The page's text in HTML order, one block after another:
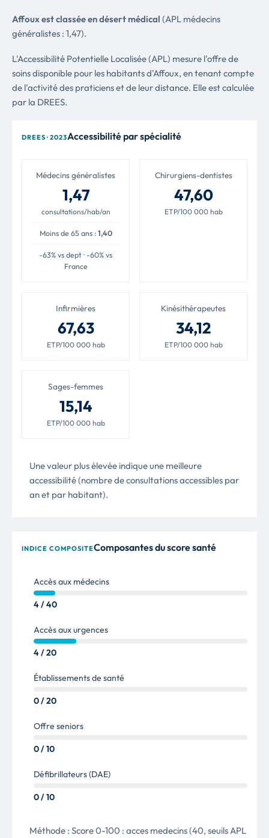
Affoux est classée en désert médical (APL médecins
généralistes : 1,47).
L'Accessibilité Potentielle Localisée (APL) mesure l'offre de
soins disponible pour les habitants d'Affoux, en tenant compte
de l'activité des praticiens et de leur distance. Elle est calculée
par la DREES.
DREES · 2023Accessibilité par spécialité
Médecins généralistes
1,47
consultations/hab/an
Moins de 65 ans : 1,40
-63% vs dept · -60% vs
France
Chirurgiens-dentistes
47,60
ETP/100 000 hab
Infirmières
67,63
ETP/100 000 hab
Kinésithérapeutes
34,12
ETP/100 000 hab
Sages-femmes
15,14
ETP/100 000 hab
Une valeur plus élevée indique une meilleure
accessibilité (nombre de consultations accessibles par
an et par habitant).
INDICE COMPOSITEComposantes du score santé
Accès aux médecins
4 / 40
Accès aux urgences
4 / 20
Établissements de santé
0 / 20
Offre seniors
0 / 10
Défibrillateurs (DAE)
0 / 10
Méthode : Score 0-100 : acces medecins (40, seuils APL